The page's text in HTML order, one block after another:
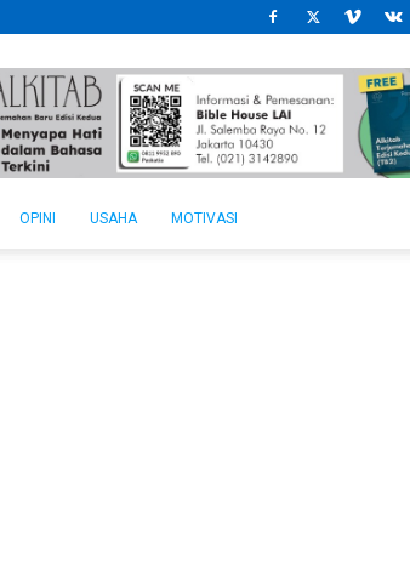
OPINI USAHA MOTIVASI